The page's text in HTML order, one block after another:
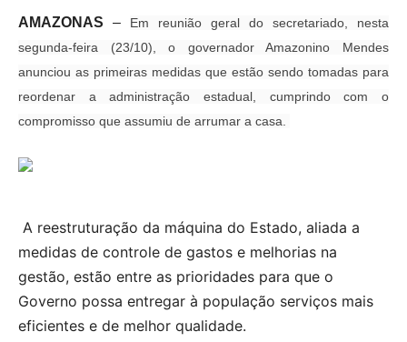
AMAZONAS – Em reunião geral do secretariado, nesta
segunda-feira (23/10), o governador Amazonino Mendes
anunciou as primeiras medidas que estão sendo tomadas para
reordenar a administração estadual, cumprindo com o
compromisso que assumiu de arrumar a casa.
A reestruturação da máquina do Estado, aliada a
medidas de controle de gastos e melhorias na
gestão, estão entre as prioridades para que o
Governo possa entregar à população serviços mais
eficientes e de melhor qualidade.